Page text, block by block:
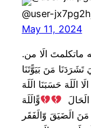
@user-
May 11, 2024
.٧ﻳﺎﺃﺧﻮﺓ الأسلام يافاعلين الخير وّالَلَه ماتكلمتَ الَا من
مَنَ بَيَوًّتَنَا
الَلَهَ حَسَبَنَا الَلَهَ
وًّالَلَهَ
الَضَيَقَ وّالَفَقَر